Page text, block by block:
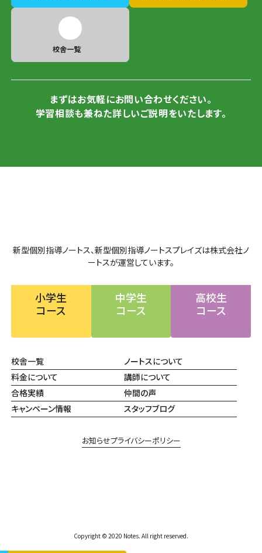
校舎一覧
まずはお気軽にお問い合わせください。
学習相談も兼ねた詳しいご説明をいたします。
新型個別指導ノートス、新型個別指導ノートスプレイズは株式会社ノ
ートスが運営しています。
Copyright © 2020 Notes. All right reserved.
小学生
コース
中学生
コース
高校生
コース
校舎一覧
ノートスについて
料金について
講師について
合格実績
仲間の声
キャンペーン情報
スタッフブログ
お知らせプライバシーポリシー